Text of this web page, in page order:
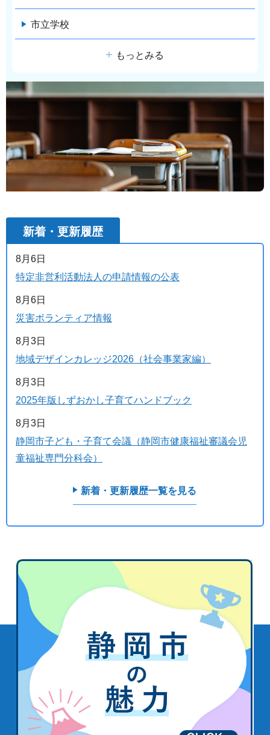
市立学校
もっとみる
新着・更新履歴
8月6日
特定非営利活動法人の申請情報の公表
8月6日
災害ボランティア情報
8月3日
地域デザインカレッジ2026（社会事業家編）
8月3日
2025年版しずおかし子育てハンドブック
8月3日
静岡市子ども・子育て会議（静岡市健康福祉審議会児
童福祉専門分科会）
新着・更新履歴一覧を見る